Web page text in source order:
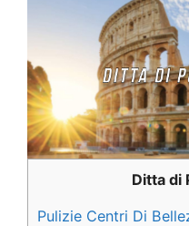
Ditta di
Pulizie Centri Di